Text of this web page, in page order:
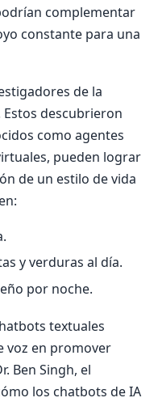
complementar
constante para una
de la
descubrieron
como agentes
pueden lograr
de un estilo de vida
y verduras al día.
por noche.
textuales
voz en promover
Ben Singh, el
los chatbots de IA